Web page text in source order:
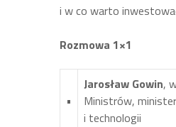
i w co warto
Rozmowa 1×1
•
Jarosław Gowin,
Ministrów,
i technologii